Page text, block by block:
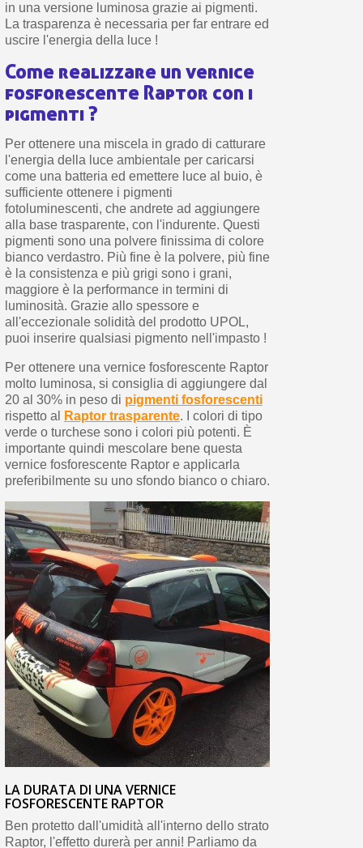
in una versione luminosa grazie ai pigmenti.
La trasparenza è necessaria per far entrare ed
uscire l'energia della luce !
Come realizzare un vernice
fosforescente Raptor con i
pigmenti ?
Per ottenere una miscela in grado di catturare
l'energia della luce ambientale per caricarsi
come una batteria ed emettere luce al buio, è
sufficiente ottenere i pigmenti
fotoluminescenti, che andrete ad aggiungere
alla base trasparente, con l'indurente. Questi
pigmenti sono una polvere finissima di colore
bianco verdastro. Più fine è la polvere, più fine
è la consistenza e più grigi sono i grani,
maggiore è la performance in termini di
luminosità. Grazie allo spessore e
all'eccezionale solidità del prodotto UPOL,
puoi inserire qualsiasi pigmento nell'impasto !
Per ottenere una vernice fosforescente Raptor
molto luminosa, si consiglia di aggiungere dal
20 al 30% in peso di pigmenti fosforescenti
rispetto al
Raptor trasparente. I colori di tipo
verde o turchese sono i colori più potenti. È
importante quindi mescolare bene questa
vernice fosforescente Raptor e applicarla
preferibilmente su uno sfondo bianco o chiaro.
LA DURATA DI UNA VERNICE
FOSFORESCENTE RAPTOR
Ben protetto dall'umidità all'interno dello strato
Raptor, l'effetto durerà per anni! Parliamo da